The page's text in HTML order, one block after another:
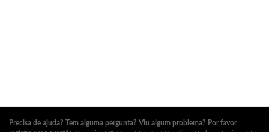
Precisa de ajuda? Tem alguma pergunta? Viu algum problema? Por favor